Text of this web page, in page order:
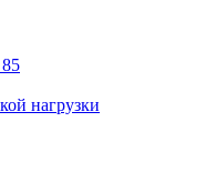
нагрузки